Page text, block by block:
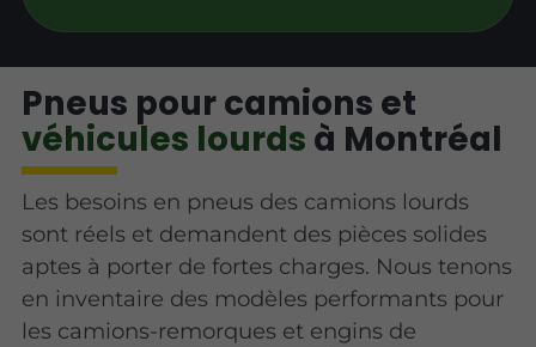
Pneus pour camions et
véhicules lourds à Montréal
Les besoins en pneus des camions lourds
sont réels et demandent des pièces solides
aptes à porter de fortes charges. Nous tenons
en inventaire des modèles performants pour
les camions-remorques et engins de